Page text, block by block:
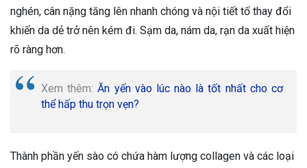
nghén, cân nặng tăng lên nhanh chóng và nội tiết tố thay đổi
khiến da dẻ trở nên kém đi. Sạm da, nám da, rạn da xuất hiện
rõ ràng hơn.
Xem thêm:Ăn yến vào lúc nào là tốt nhất cho cơ
thể hấp thu trọn vẹn?
Thành phần yến sào có chứa hàm lượng collagen và các loại